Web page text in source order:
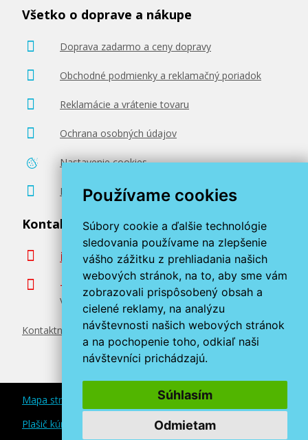
Používame cookies
Súbory cookie a ďalšie technológie
sledovania používame na zlepšenie
vášho zážitku z prehliadania našich
webových stránok, na to, aby sme vám
zobrazovali prispôsobený obsah a
cielené reklamy, na analýzu
návštevnosti našich webových stránok
a na pochopenie toho, odkiaľ naši
návštevníci prichádzajú.
Súhlasím
Odmietam
Všetko o doprave a nákupe
Doprava zadarmo a ceny dopravy
Obchodné podmienky a reklamačný poriadok
Reklamácie a vrátenie tovaru
Ochrana osobných údajov
Nastavenie cookies
Poradenstvo zadarmo
Kontaktujte nás
info@miroluk.sk
+420 377 222 313
Volajte v pracovné dni od 8. do 17. hod.
Kontaktné údaje
Mapa stránok
Plašič kún a myší